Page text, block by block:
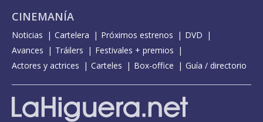
CINEMANÍA
Noticias Cartelera Próximos estrenos
DVD
Avances
Tráilers
Festivales + premios
Actores y actrices
Carteles Box-office Guía / directorio